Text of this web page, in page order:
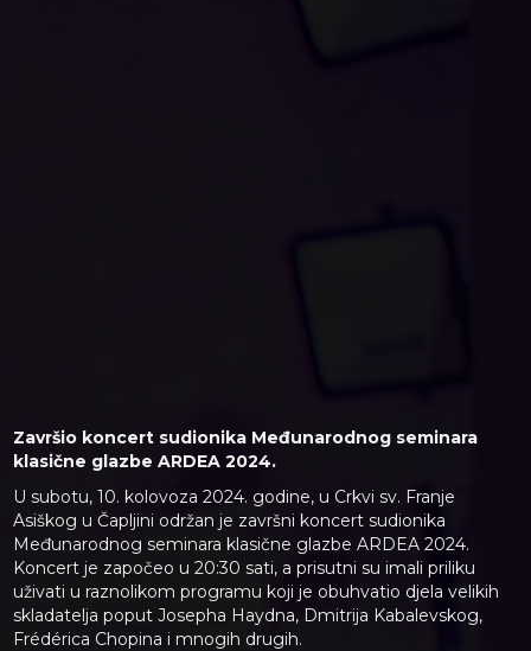
Završio koncert sudionika Međunarodnog seminara
klasične glazbe ARDEA 2024.
U subotu, 10. kolovoza 2024. godine, u Crkvi sv. Franje
Asiškog u Čapljini održan je završni koncert sudionika
Međunarodnog seminara klasične glazbe ARDEA 2024.
Koncert je započeo u 20:30 sati, a prisutni su imali priliku
uživati u raznolikom programu koji je obuhvatio djela velikih
skladatelja poput Josepha Haydna, Dmitrija Kabalevskog,
Frédérica Chopina i mnogih drugih.